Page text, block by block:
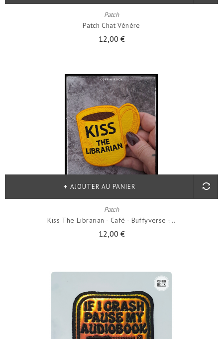
Patch
Patch Chat Vénère
12,00 €
Patch
Kiss The Librarian - Café - Buffyverse -...
12,00 €
AJOUTER AU PANIER